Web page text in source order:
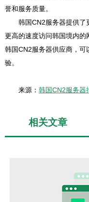
誉和服务质量。
韩国CN2服务器提供了
更高的速度访问韩国境内的
韩国CN2服务器供应商，
验。
来源： 韩国CN2服务器
相关文章